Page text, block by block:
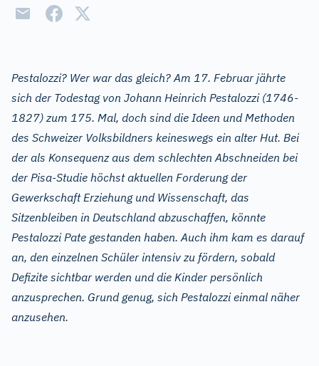
Pestalozzi? Wer war das gleich? Am 17. Februar jährte
sich der Todestag von Johann Heinrich Pestalozzi (1746-
1827) zum 175. Mal, doch sind die Ideen und Methoden
des Schweizer Volksbildners keineswegs ein alter Hut. Bei
der als Konsequenz aus dem schlechten Abschneiden bei
der Pisa-Studie höchst aktuellen Forderung der
Gewerkschaft Erziehung und Wissenschaft, das
Sitzenbleiben in Deutschland abzuschaffen, könnte
Pestalozzi Pate gestanden haben. Auch ihm kam es darauf
an, den einzelnen Schüler intensiv zu fördern, sobald
Defizite sichtbar werden und die Kinder persönlich
anzusprechen. Grund genug, sich Pestalozzi einmal näher
anzusehen.